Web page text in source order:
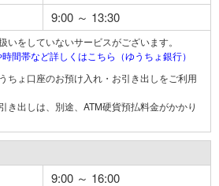
9:00 ～ 13:30
をしていないサービスがございます。
間帯など詳しくはこちら（ゆうちょ銀行）
ちょ口座のお預け入れ・お引き出しをご利用
き出しは、別途、ATM硬貨預払料金がかかり
9:00 ～ 16:00